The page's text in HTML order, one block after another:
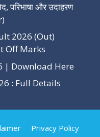
और उदाहरण
2026 (Out)
Off Marks
| Download Here
: Full Details
Privacy Policy